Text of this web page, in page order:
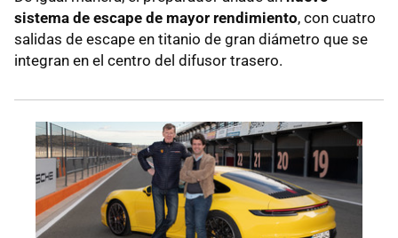
sistema de escape de mayor rendimiento, con cuatro
salidas de escape en titanio de gran diámetro que se
integran en el centro del difusor trasero.